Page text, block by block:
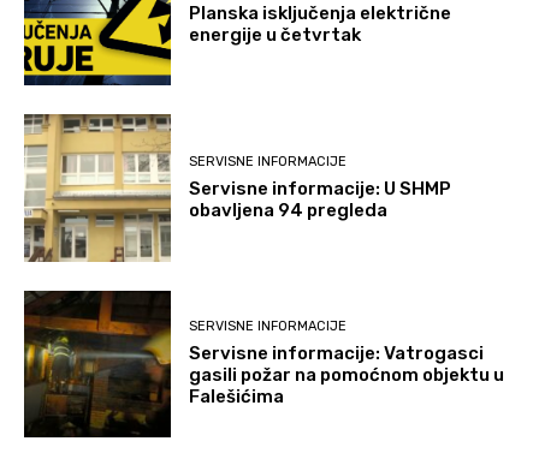
Planska isključenja električne
energije u četvrtak
SERVISNE INFORMACIJE
Servisne informacije: U SHMP
obavljena 94 pregleda
SERVISNE INFORMACIJE
Servisne informacije: Vatrogasci
gasili požar na pomoćnom objektu u
Falešićima